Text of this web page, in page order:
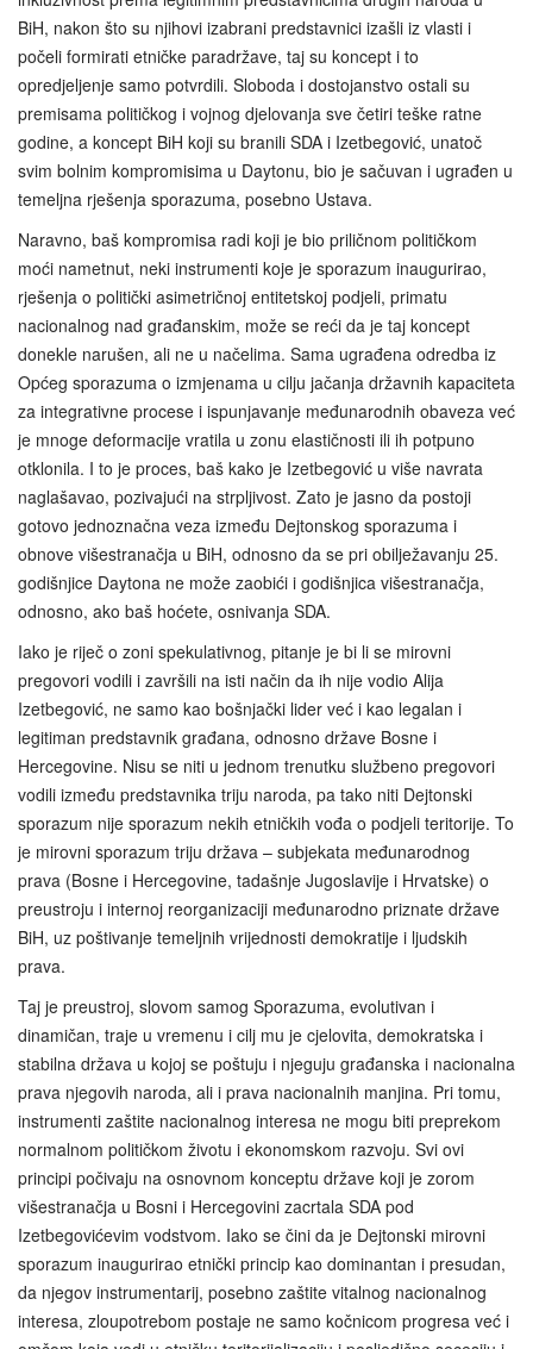
BiH, nakon što su njihovi izabrani predstavnici izašli iz vlasti i
počeli formirati etničke paradržave, taj su koncept i to
opredjeljenje samo potvrdili. Sloboda i dostojanstvo ostali su
premisama političkog i vojnog djelovanja sve četiri teške ratne
godine, a koncept BiH koji su branili SDA i Izetbegović, unatoč
svim bolnim kompromisima u Daytonu, bio je sačuvan i ugrađen u
temeljna rješenja sporazuma, posebno Ustava.
Naravno, baš kompromisa radi koji je bio priličnom političkom
moći nametnut, neki instrumenti koje je sporazum inaugurirao,
rješenja o politički asimetričnoj entitetskoj podjeli, primatu
nacionalnog nad građanskim, može se reći da je taj koncept
donekle narušen, ali ne u načelima. Sama ugrađena odredba iz
Općeg sporazuma o izmjenama u cilju jačanja državnih kapaciteta
za integrativne procese i ispunjavanje međunarodnih obaveza već
je mnoge deformacije vratila u zonu elastičnosti ili ih potpuno
otklonila. I to je proces, baš kako je Izetbegović u više navrata
naglašavao, pozivajući na strpljivost. Zato je jasno da postoji
gotovo jednoznačna veza između Dejtonskog sporazuma i
obnove višestranačja u BiH, odnosno da se pri obilježavanju 25.
godišnjice Daytona ne može zaobići i godišnjica višestranačja,
odnosno, ako baš hoćete, osnivanja SDA.
Iako je riječ o zoni spekulativnog, pitanje je bi li se mirovni
pregovori vodili i završili na isti način da ih nije vodio Alija
Izetbegović, ne samo kao bošnjački lider već i kao legalan i
legitiman predstavnik građana, odnosno države Bosne i
Hercegovine. Nisu se niti u jednom trenutku službeno pregovori
vodili između predstavnika triju naroda, pa tako niti Dejtonski
sporazum nije sporazum nekih etničkih vođa o podjeli teritorije. To
je mirovni sporazum triju država – subjekata međunarodnog
prava (Bosne i Hercegovine, tadašnje Jugoslavije i Hrvatske) o
preustroju i internoj reorganizaciji međunarodno priznate države
BiH, uz poštivanje temeljnih vrijednosti demokratije i ljudskih
prava.
Taj je preustroj, slovom samog Sporazuma, evolutivan i
dinamičan, traje u vremenu i cilj mu je cjelovita, demokratska i
stabilna država u kojoj se poštuju i njeguju građanska i nacionalna
prava njegovih naroda, ali i prava nacionalnih manjina. Pri tomu,
instrumenti zaštite nacionalnog interesa ne mogu biti preprekom
normalnom političkom životu i ekonomskom razvoju. Svi ovi
principi počivaju na osnovnom konceptu države koji je zorom
višestranačja u Bosni i Hercegovini zacrtala SDA pod
Izetbegovićevim vodstvom. Iako se čini da je Dejtonski mirovni
sporazum inaugurirao etnički princip kao dominantan i presudan,
da njegov instrumentarij, posebno zaštite vitalnog nacionalnog
interesa, zloupotrebom postaje ne samo kočnicom progresa već i